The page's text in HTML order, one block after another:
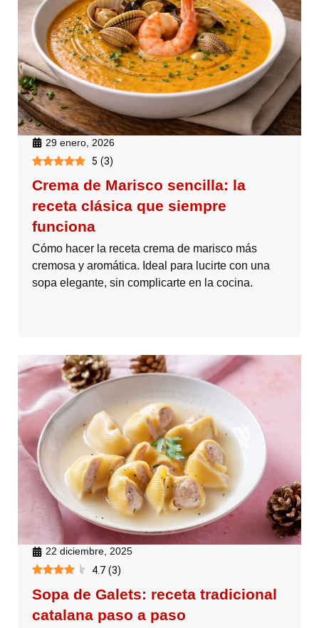
29 enero, 2026
5 (3)
Crema de Marisco sencilla: la
receta clásica que siempre
funciona
Cómo hacer la receta crema de marisco más
cremosa y aromática. Ideal para lucirte con una
sopa elegante, sin complicarte en la cocina.
22 diciembre, 2025
4.7 (3)
Sopa de Galets: receta tradicional
catalana paso a paso